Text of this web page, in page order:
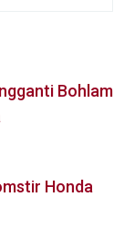
Bohlam
Honda